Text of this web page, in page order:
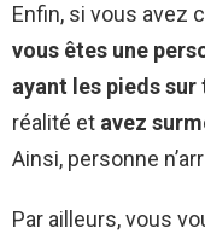
Enfin, si vous avez
vous êtes une
ayant les pieds sur
réalité et avez
Ainsi, personne
Par ailleurs, vous